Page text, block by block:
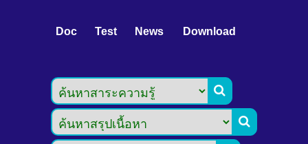
Doc Test News Download

